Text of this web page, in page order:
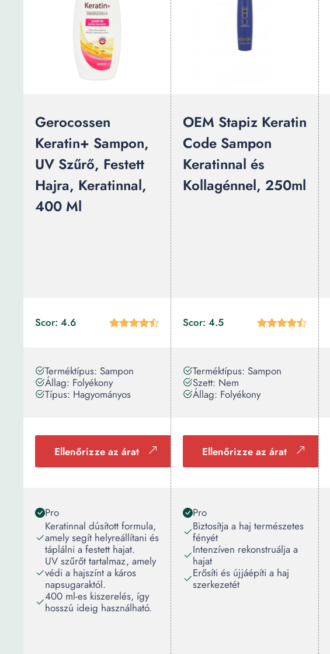
Gerocossen
Keratin+ Sampon,
UV Szűrő, Festett
Hajra, Keratinnal,
400 Ml
Scor: 4.6
Terméktípus: Sampon
Állag: Folyékony
Típus: Hagyományos
Ellenőrizze az árat
Pro
Keratinnal dúsított formula,
amely segít helyreállítani és
táplálni a festett hajat.
UV szűrőt tartalmaz, amely
védi a hajszínt a káros
napsugaraktól.
400 ml-es kiszerelés, így
hosszú ideig használható.
OEM Stapiz Keratin
Code Sampon
Keratinnal és
Kollagénnel, 250ml
Scor: 4.5
Terméktípus: Sampon
Szett: Nem
Állag: Folyékony
Ellenőrizze az árat
Pro
Biztosítja a haj természetes
fényét
Intenzíven rekonstruálja a
hajat
Erősíti és újjáépíti a haj
szerkezetét